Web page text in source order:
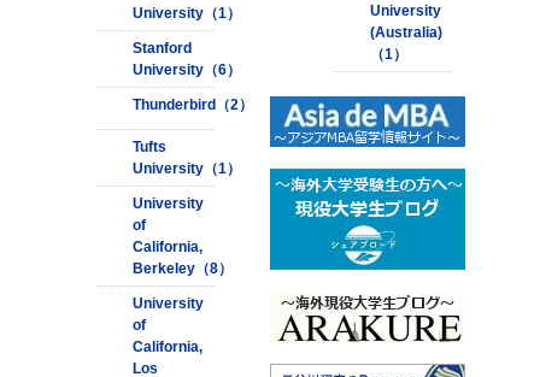
University（1）
Stanford
University（6）
Thunderbird（2）
Tufts
University（1）
University
of
California,
Berkeley（8）
University
of
California,
Los
University
(Australia)
（1）